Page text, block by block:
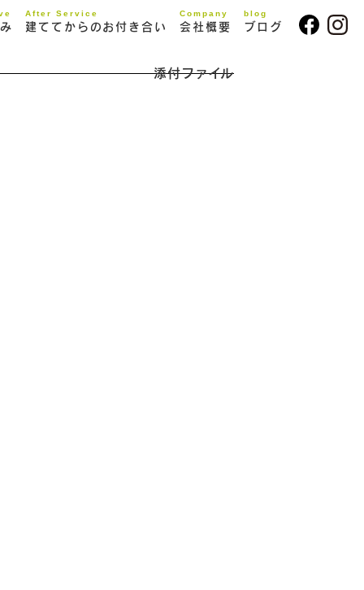
After Service
建ててからのお付き合い
Company
会社概要
blog
ブログ
添付ファイル